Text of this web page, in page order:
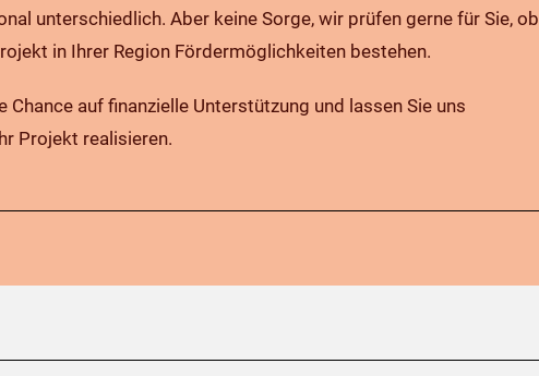
unterschiedlich. Aber keine Sorge, wir prüfen gerne für Sie, ob
in Ihrer Region Fördermöglichkeiten bestehen.
Chance auf finanzielle Unterstützung und lassen Sie uns
Projekt realisieren.